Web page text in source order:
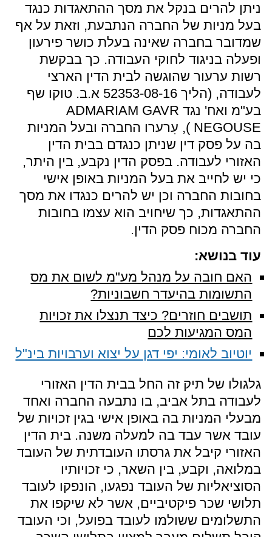
ניתן להרים בנקל את מסך ההתאגדות כנגד
בעל מניות של החברה הנתבעת, וזאת על אף
שמדובר בחברה שאינה בעלת כושר פירעון
ופעלה בניגוד לחוקי העבודה. כך בבקשת
רשות ערעור שהוגשה לבית הדין הארצי
לעבודה, (הליך 52353-08-16 א.ב. טוקו שף
בע"מ ואח' נגד ADMARIAM GAVR
NEGOUSE ), עִרערו החברה ובעל המניות
בה על פסק דין שניתן כנגדם בבית הדין
האזורי לעבודה. בפסק הדין נקבע, בין היתר,
כי יש לחייב את בעל המניות באופן אישי
בחובות החברה וכן יש להרים כנגדו את מסך
ההתאגדות, כך שיחויב הוא עצמו בחובות
החברה מכוח פסק הדין.
עוד בנושא:
האם חובה על מנהל מע"מ לשום את מס
התשומות בהיעדר חשבוניות?
תושבים חוזרים? כיצד תנצלו את זכויות
המס המגיעות לכם
יוטיוב לאומי: יפי דגן על יצוא וערבויות בינ"ל
גלגולו של תיק זה החל בבית הדין האזורי
לעבודה בתל אביב, בו נתבעה החברה ואחד
מבעלי המניות בה באופן אישי בגין זכויות של
עובד אשר עבד בה למעלה משנה. בית הדין
האזורי קיבל את גרסתו העובדתית של העובד
במלואה, וקבע, בין השאר, כי זכויותיו
הסוציאליות של העובד נפגעו, הונפקו לעובד
תלושי שכר פיקטיביים, אשר לא שיקפו את
התשלומים ששולמו לעובד בפועל, וכי העובד